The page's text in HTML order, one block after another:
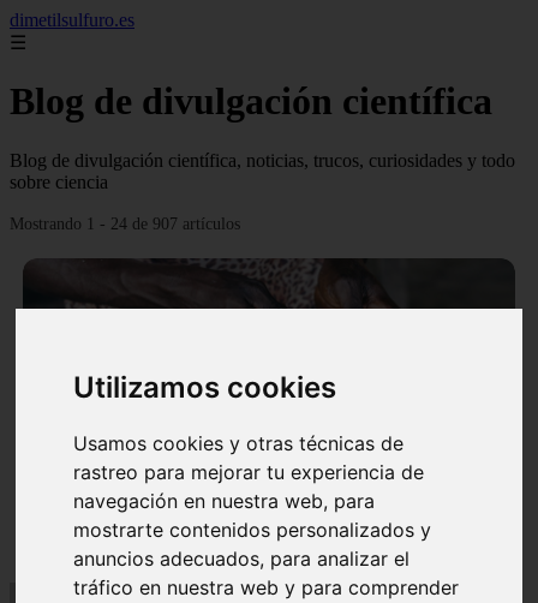
Utilizamos cookies
Usamos cookies y otras técnicas de
rastreo para mejorar tu experiencia de
navegación en nuestra web, para
mostrarte contenidos personalizados y
anuncios adecuados, para analizar el
tráfico en nuestra web y para comprender
dimetilsulfuro.es
☰
Blog de divulgación científica
Blog de divulgación científica, noticias, trucos, curiosidades y todo
sobre ciencia
Mostrando 1 - 24 de 907 artículos
En África harán lo que parecía imposible: Utilizarán
moléculas de agua para cocinar sus alimentos